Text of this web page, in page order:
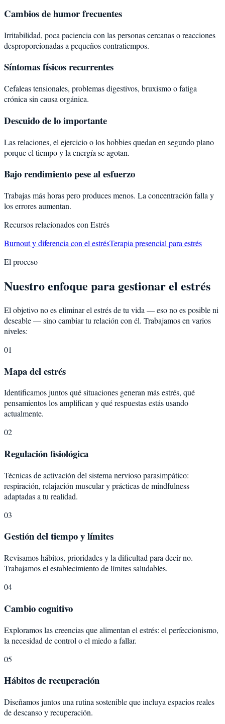
Cambios de humor frecuentes
Irritabilidad, poca paciencia con las personas cercanas o reacciones
desproporcionadas a pequeños contratiempos.
Síntomas físicos recurrentes
Cefaleas tensionales, problemas digestivos, bruxismo o fatiga
crónica sin causa orgánica.
Descuido de lo importante
Las relaciones, el ejercicio o los hobbies quedan en segundo plano
porque el tiempo y la energía se agotan.
Bajo rendimiento pese al esfuerzo
Trabajas más horas pero produces menos. La concentración falla y
los errores aumentan.
Recursos relacionados con Estrés
Burnout y diferencia con el estrésTerapia presencial para estrés
El proceso
Nuestro enfoque para gestionar el estrés
El objetivo no es eliminar el estrés de tu vida — eso no es posible ni
deseable — sino cambiar tu relación con él. Trabajamos en varios
niveles:
01
Mapa del estrés
Identificamos juntos qué situaciones generan más estrés, qué
pensamientos los amplifican y qué respuestas estás usando
actualmente.
02
Regulación fisiológica
Técnicas de activación del sistema nervioso parasimpático:
respiración, relajación muscular y prácticas de mindfulness
adaptadas a tu realidad.
03
Gestión del tiempo y límites
Revisamos hábitos, prioridades y la dificultad para decir no.
Trabajamos el establecimiento de límites saludables.
04
Cambio cognitivo
Exploramos las creencias que alimentan el estrés: el perfeccionismo,
la necesidad de control o el miedo a fallar.
05
Hábitos de recuperación
Diseñamos juntos una rutina sostenible que incluya espacios reales
de descanso y recuperación.